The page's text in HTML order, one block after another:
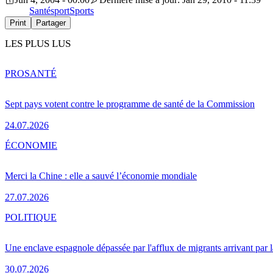
SantésportSports
Print Partager
LES PLUS LUS
Sept pays votent contre le programme de santé de la Commission
24.07.2026
PROSANTÉ
Merci la Chine : elle a sauvé l’économie mondiale
27.07.2026
ÉCONOMIE
Une enclave espagnole dépassée par l'afflux de migrants arrivant par
30.07.2026
POLITIQUE